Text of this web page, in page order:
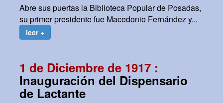
Abre sus puertas la Biblioteca Popular de Posadas,
su primer presidente fue Macedonio Fernández y...
leer +
1 de Diciembre de 1917 :
Inauguración del Dispensario
de Lactante